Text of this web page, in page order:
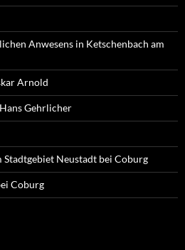
Anwesens in Ketschenbach am
Arnold
Gehrlicher
Neustadt bei Coburg
Coburg